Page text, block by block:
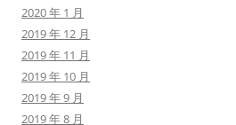
2020 年 1 月
2019 年 12 月
2019 年 11 月
2019 年 10 月
2019 年 9 月
2019 年 8 月